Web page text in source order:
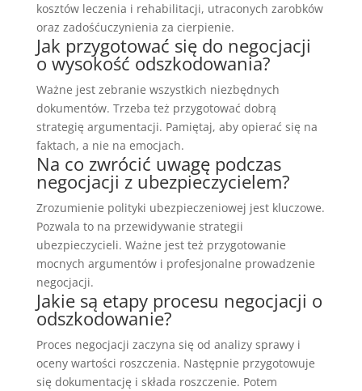
kosztów leczenia i rehabilitacji, utraconych zarobków
oraz zadośćuczynienia za cierpienie.
Jak przygotować się do negocjacji
o wysokość odszkodowania?
Ważne jest zebranie wszystkich niezbędnych
dokumentów. Trzeba też przygotować dobrą
strategię argumentacji. Pamiętaj, aby opierać się na
faktach, a nie na emocjach.
Na co zwrócić uwagę podczas
negocjacji z ubezpieczycielem?
Zrozumienie polityki ubezpieczeniowej jest kluczowe.
Pozwala to na przewidywanie strategii
ubezpieczycieli. Ważne jest też przygotowanie
mocnych argumentów i profesjonalne prowadzenie
negocjacji.
Jakie są etapy procesu negocjacji o
odszkodowanie?
Proces negocjacji zaczyna się od analizy sprawy i
oceny wartości roszczenia. Następnie przygotowuje
się dokumentację i składa roszczenie. Potem